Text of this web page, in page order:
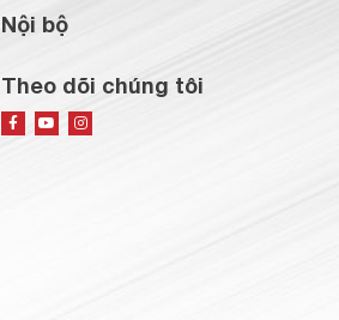
Nội bộ
Theo dõi chúng tôi